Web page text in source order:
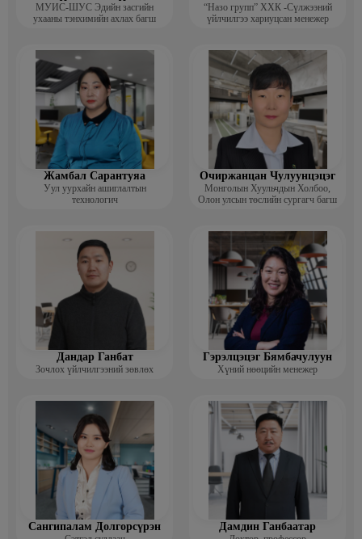
МУИС-ШУС Эдийн засгийн
ухааны тэнхимийн ахлах багш
“Назо групп” ХХК -Сүлжээний
үйлчилгээ хариуцсан менежер
Жамбал Сарантуяа
Уул уурхайн ашиглалтын
технологич
Очиржанцан Чулуунцэцэг
Монголын Хуульчдын Холбоо,
Олон улсын төслийн сургагч багш
Дандар Ганбат
Зочлох үйлчилгээний зөвлөх
Гэрэлцэцэг Бямбачулуун
Хүний нөөцийн менежер
Сангипалам Долгорсүрэн Дамдин Ганбаатар